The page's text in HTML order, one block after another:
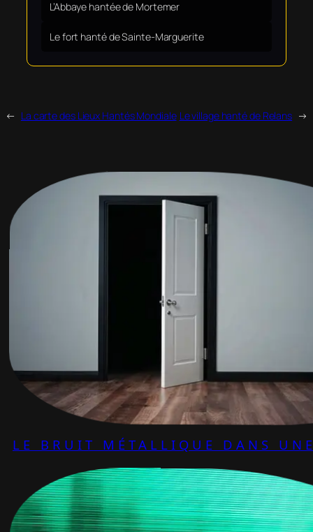
L’Abbaye hantée de Mortemer
Le fort hanté de Sainte-Marguerite
← La carte des Lieux Hantés Mondiale Le village hanté de Relans →
LE BRUIT MÉTALLIQUE DANS